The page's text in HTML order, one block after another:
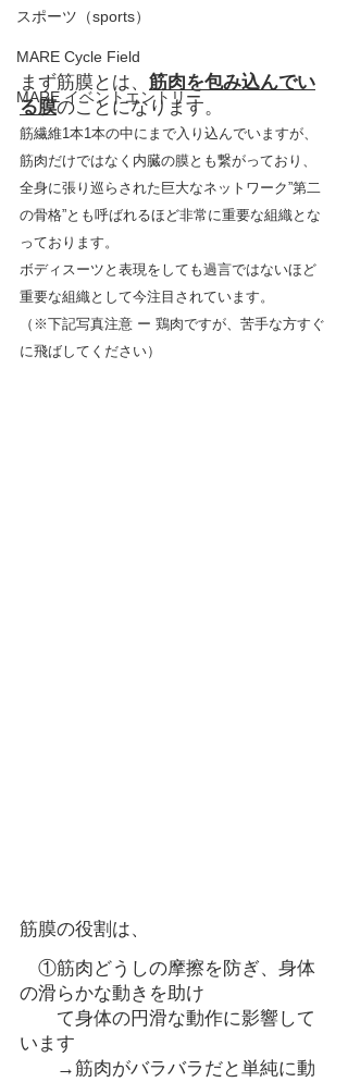
スポーツ（sports）
MARE Cycle Field
MARE イベントエントリー
まず筋膜とは、 筋肉を包み込んでい
る膜のことになります。
筋繊維1本1本の中にまで入り込んでいますが、
筋肉だけではなく内臓の膜とも繋がっており、
全身に張り巡らされた巨大なネットワーク”第二
の骨格”とも呼ばれるほど非常に重要な組織とな
っております。
ボディスーツと表現をしても過言ではないほど
重要な組織として今注目されています。
（※下記写真注意 ー 鶏肉ですが、苦手な方すぐ
に飛ばしてください）
筋膜の役割は、
①筋肉どうしの摩擦を防ぎ、身体
の滑らかな動きを助け
て身体の円滑な動作に影響して
います
→筋肉がバラバラだと単純に動